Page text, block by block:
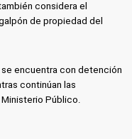
considera el
de propiedad del
encuentra con detención
continúan las
Público.